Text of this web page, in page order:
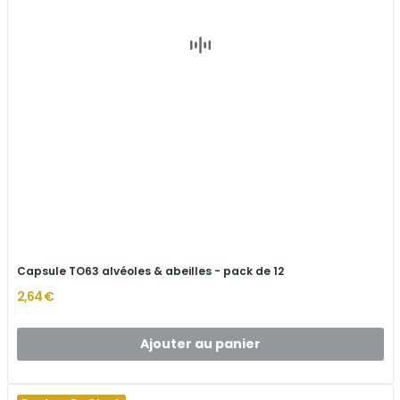
Capsule TO63 alvéoles & abeilles - pack de 12
2,64 €
Ajouter au panier